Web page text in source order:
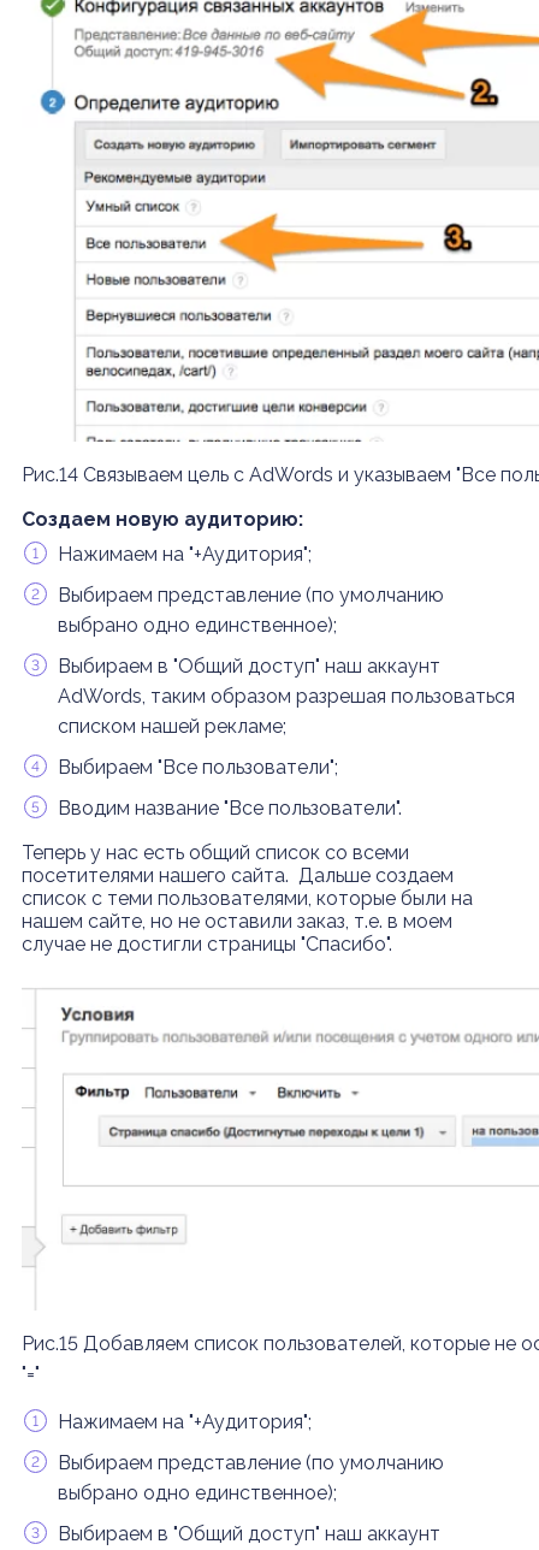
Рис.14 Связываем цель с AdWords и указываем "Все
Создаем новую аудиторию:
Нажимаем на "+Аудитория";
Выбираем представление (по умолчанию
выбрано одно единственное);
Выбираем в "Общий доступ" наш аккаунт
AdWords, таким образом разрешая пользоваться
списком нашей рекламе;
Выбираем "Все пользователи";
Вводим название "Все пользователи".
Теперь у нас есть общий список со всеми
посетителями нашего сайта. Дальше создаем
список с теми пользователями, которые были на
нашем сайте, но не оставили заказ, т.е. в моем
случае не достигли страницы "Спасибо".
Рис.15 Добавляем список пользователей, которые не
"="
Нажимаем на "+Аудитория";
Выбираем представление (по умолчанию
выбрано одно единственное);
Выбираем в "Общий доступ" наш аккаунт